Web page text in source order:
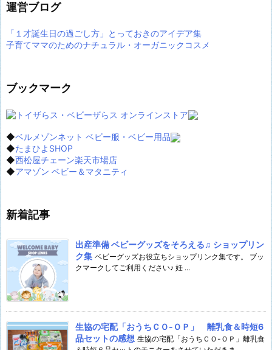
運営ブログ
「１才誕生日の過ごし方」とっておきのアイデア集
子育てママのためのナチュラル・オーガニックコスメ
ブックマーク
◆ベルメゾンネット ベビー服・ベビー用品
◆たまひよSHOP
◆西松屋チェーン楽天市場店
◆アマゾン ベビー＆マタニティ
新着記事
出産準備 ベビーグッズをそろえる♫ ショップリン
ク集 ベビーグッズお役立ちショップリンク集です。 ブッ
クマークしてご利用ください♪ 妊 ...
生協の宅配「おうちＣＯ-ＯＰ」 離乳食＆時短6
品セットの感想 生協の宅配「おうちＣＯ-ＯＰ」離乳食